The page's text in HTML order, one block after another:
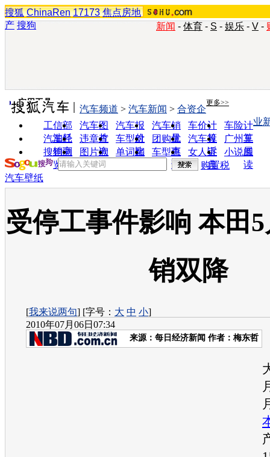
搜狐 ChinaRen 17173 焦点房地
产 搜狗 新闻 - 体育 - S - 娱乐 - V -
实用工具 更多>>
工信部
油耗
汽车图
片
汽车报
价
汽车销
量
车价计
算
车险计
算
汽车经
销商
违章查
询
车型对
比
团购优
惠
汽车投
诉
广州车
展
搜狗浏
览器
图片欣
赏
单词翻
车型查
询
女人宝
典
小说阅
读
汽车频道 > 汽车新闻 > 合资企
业
购置税
汽车壁纸
受停工事件影响 本田
销双降
[我来说两句] [字号： 大 中 小]
2010年07月06日07:34
来源： 每日经济新闻 作者：梅东哲